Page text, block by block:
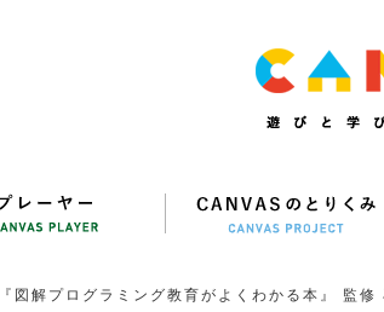
『図解プログラミング教育がよくわかる本』 監